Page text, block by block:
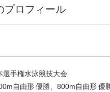
プロフィール
選手権水泳競技大会
自由形 優勝、800m自由形 優